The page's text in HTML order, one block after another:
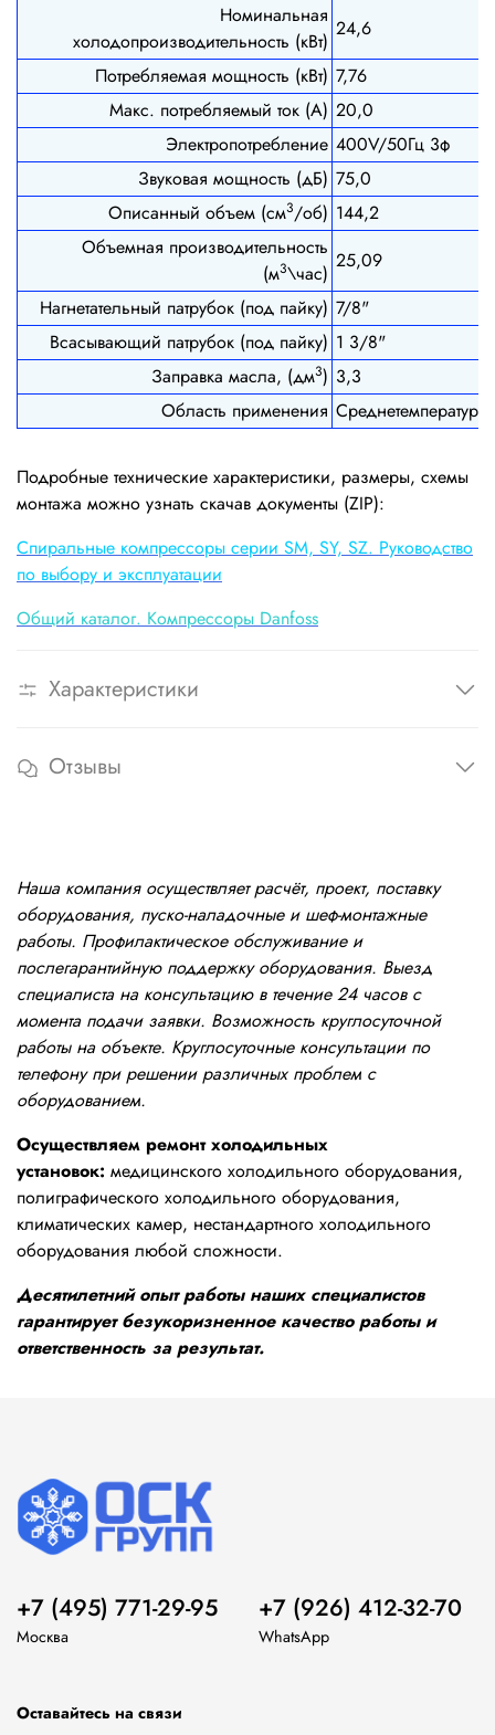
Номинальная
холодопроизводительность (кВт)
24,6
Потребляемая мощность (кВт) 7,76
Макс. потребляемый ток (А) 20,0
Электропотребление 400V/50Гц 3ф
Звуковая мощность (дБ) 75,0
Описанный объем (см3/об) 144,2
Объемная производительность
(м3\час)
25,09
Нагнетательный патрубок (под пайку) 7/8"
Всасывающий патрубок (под пайку) 1 3/8"
Заправка масла, (дм3) 3,3
Область применения
Подробные технические характеристики, размеры, схемы
монтажа можно узнать скачав документы (ZIP):
Cпиральные компрессоры серии SM, SY, SZ. Руководство
по выбору и эксплуатации
Общий каталог. Компрессоры Danfoss
Характеристики
Отзывы
Наша компания осуществляет расчёт, проект, поставку
оборудования, пуско-наладочные и шеф-монтажные
работы. Профилактическое обслуживание и
послегарантийную поддержку оборудования. Выезд
специалиста на консультацию в течение 24 часов с
момента подачи заявки. Возможность круглосуточной
работы на объекте. Круглосуточные консультации по
телефону при решении различных проблем с
оборудованием.
Осуществляем ремонт холодильных
установок: медицинского холодильного оборудования,
полиграфического холодильного оборудования,
климатических камер, нестандартного холодильного
оборудования любой сложности.
Десятилетний опыт работы наших специалистов
гарантирует безукоризненное качество работы и
ответственность за результат.
+7 (495) 771-29-95
Москва
+7 (926) 412-32-70
WhatsApp
Оставайтесь на связи